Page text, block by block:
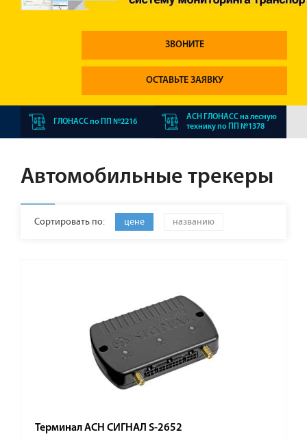
ЗВОНИТЕ
ОСТАВЬТЕ ЗАЯВКУ
ГЛОНАСС по ПП №2216
АСН ГЛОНАСС на лесную
технику по ПП №1378
Автомобильные трекеры
Сортировать по: цене названию
Терминал АСН СИГНАЛ S-2652